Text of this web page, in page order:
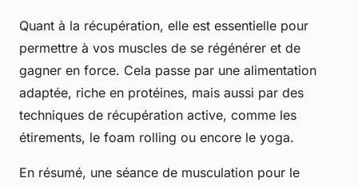
Quant à la récupération, elle est essentielle pour
permettre à vos muscles de se régénérer et de
gagner en force. Cela passe par une alimentation
adaptée, riche en protéines, mais aussi par des
techniques de récupération active, comme les
étirements, le foam rolling ou encore le yoga.
En résumé, une séance de musculation pour le